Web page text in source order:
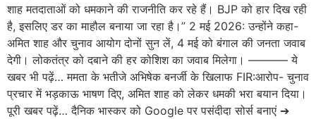
शाह मतदाताओं को धमकाने की राजनीति कर रहे हैं। BJP को हार दिख रही
है, इसलिए डर का माहौल बनाया जा रहा है।” 2 मई 2026: उन्होंने कहा-
अमित शाह और चुनाव आयोग दोनों सुन लें, 4 मई को बंगाल की जनता जवाब
देगी। लोकतंत्र को दबाने की हर कोशिश का जवाब मिलेगा। ———– ये
खबर भी पढ़ें… ममता के भतीजे अभिषेक बनर्जी के खिलाफ FIR:आरोप- चुनाव
प्रचार में भड़काऊ भाषण दिए, अमित शाह को लेकर धमकी भरा बयान दिया।
पूरी खबर पढ़ें… दैनिक भास्कर को Google पर पसंदीदा सोर्स बनाएं ➔